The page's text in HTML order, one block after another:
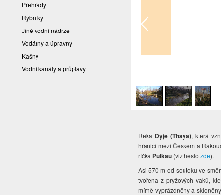
Přehrady
Rybníky
Jiné vodní nádrže
Vodárny a úpravny
Kašny
Vodní kanály a průplavy
Řeka Dyje (Thaya), která
hranici mezi Českem a
říčka Pulkau (viz heslozde).
Asi 570 m od soutoku ve
tvořena z pryžových vaků,
mírně vyprázdněny a